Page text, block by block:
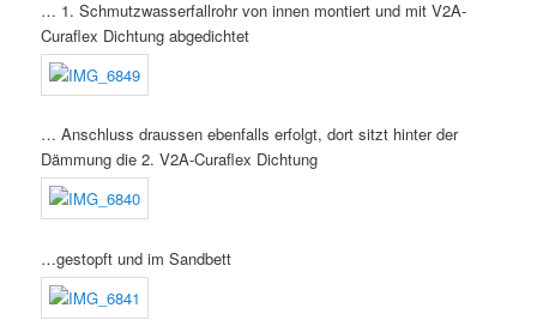
… 1. Schmutzwasserfallrohr von innen montiert und mit V2A-
Curaflex Dichtung abgedichtet
… Anschluss draussen ebenfalls erfolgt, dort sitzt hinter der
Dämmung die 2. V2A-Curaflex Dichtung
…gestopft und im Sandbett